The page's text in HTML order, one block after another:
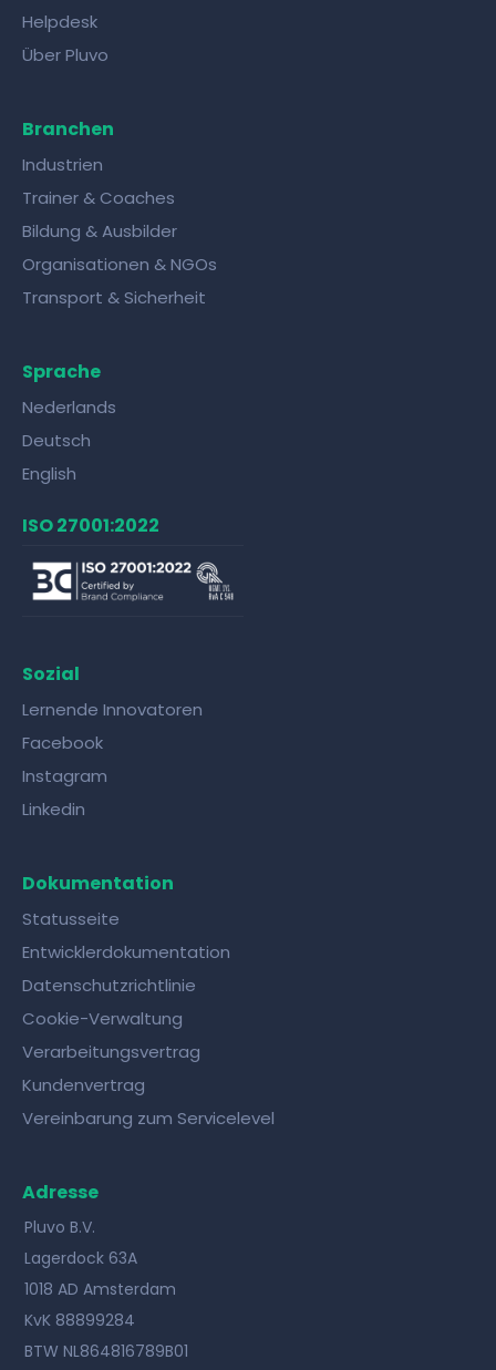
Helpdesk
Über Pluvo
Branchen
Industrien
Trainer & Coaches
Bildung & Ausbilder
Organisationen & NGOs
Transport & Sicherheit
Sprache
Nederlands
Deutsch
English
ISO 27001:2022
Sozial
Lernende Innovatoren
Facebook
Instagram
Linkedin
Dokumentation
Statusseite
Entwicklerdokumentation
Datenschutzrichtlinie
Cookie-Verwaltung
Verarbeitungsvertrag
Kundenvertrag
Vereinbarung zum Servicelevel
Adresse
Pluvo B.V.
Lagerdock 63A
1018 AD Amsterdam
KvK 88899284
BTW NL864816789B01